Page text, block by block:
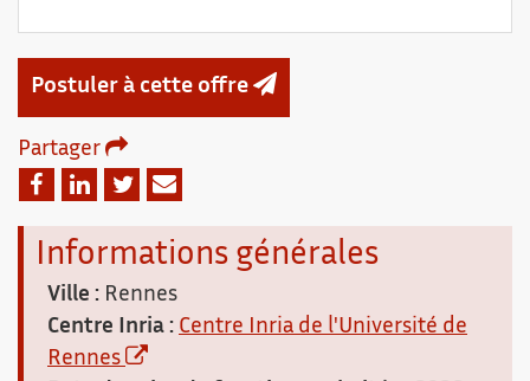
Postuler à cette offre
Partager
FacebookLinkedin
TwitterEmail
Informations générales
Ville : Rennes
Centre Inria : Centre Inria de l'Université de
Rennes